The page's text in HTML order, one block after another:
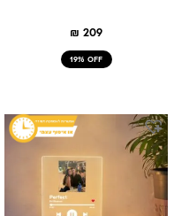
₪ 209
19% OFF